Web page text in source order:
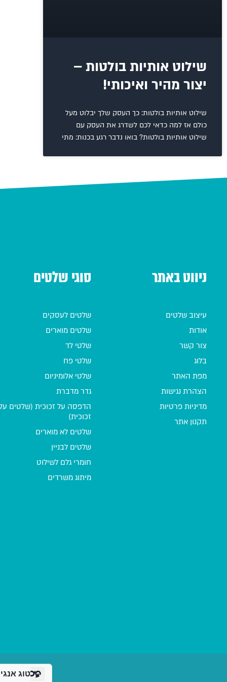
שילוט אותיות בולטות –
יצור מהיר ואיכותי!
שילוט אותיות בולטות: כך העסק שלך יבלוט מעל
כולם אז למה כדאי לכם לשדרג את העסק עם
שילוט אותיות בולטות? בואו נדבר רגע בכנות: מתי
ניווט באתר
עיצוב שלטים
אודות
צור קשר
בלוג
מפת האתר
הצהרת נגישות
מדיניות פרטיות
תקנון אתר
סוגי שלטים
שלטים לעסקים
שלטים מוארים
שלטי לד
שלטי פח
שלטי אלומיניום
גדר מדברת
הדפסה על זכוכית (שלטים
זכוכית)
שלטים לא מוארים
שלטים לבניין
חומרי גלם לשילוט
מיתוג משרדים
טוג